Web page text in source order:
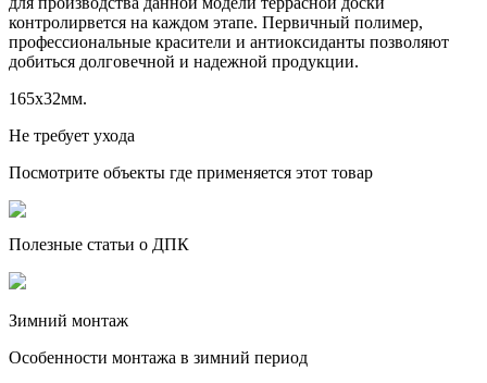
контролирвется на каждом этапе. Первичный полимер,
профессиональные красители и антиоксиданты позволяют
добиться долговечной и надежной продукции.
165x32мм.
Не требует ухода
Посмотрите объекты где применяется этот товар
Полезные статьи о ДПК
Зимний монтаж
Особенности монтажа в зимний период